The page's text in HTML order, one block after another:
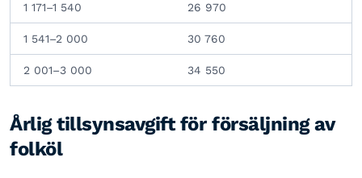
1 171–1 540 26 970
1 541–2 000 30 760
2 001–3 000 34 550
Årlig tillsynsavgift för försäljning av
folköl